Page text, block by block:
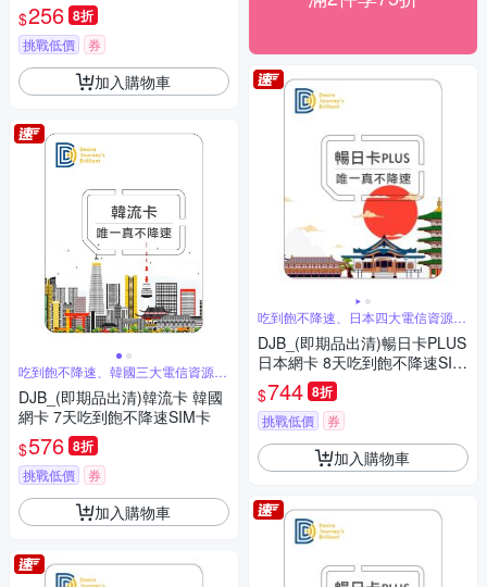
$256 8折
挑戰低價 券
加入購物車
吃到飽不降速、韓國三大電信資源共
享
DJB_(即期品出清)韓流卡 韓國
網卡 7天吃到飽不降速SIM卡
$576 8折
挑戰低價 券
加入購物車
吃到飽不降速、日本四大電信資源共
享
DJB_(即期品出清)暢日卡PLUS
日本網卡 8天吃到飽不降速SIM
卡
$744 8折
挑戰低價 券
加入購物車